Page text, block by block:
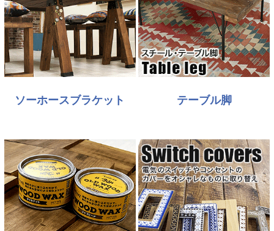
ソーホースブラケット テーブル脚